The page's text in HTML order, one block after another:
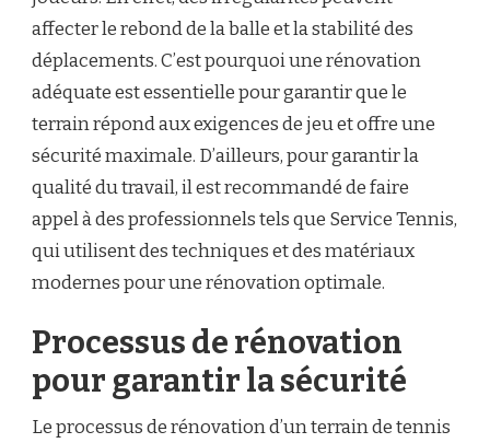
affecter le rebond de la balle et la stabilité des
déplacements. C’est pourquoi une rénovation
adéquate est essentielle pour garantir que le
terrain répond aux exigences de jeu et offre une
sécurité maximale. D’ailleurs, pour garantir la
qualité du travail, il est recommandé de faire
appel à des professionnels tels que Service Tennis,
qui utilisent des techniques et des matériaux
modernes pour une rénovation optimale.
Processus de rénovation
pour garantir la sécurité
Le processus de rénovation d’un terrain de tennis